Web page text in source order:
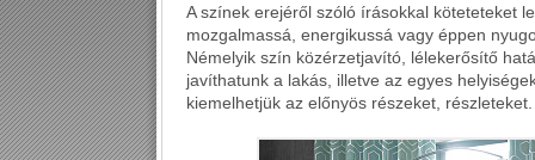
A színek erejéről szóló írásokkal köteteteket
mozgalmassá, energikussá vagy éppen
Némelyik szín közérzetjavító, lélekerősítő
javíthatunk a lakás, illetve az egyes
kiemelhetjük az előnyös részeket, részleteket.